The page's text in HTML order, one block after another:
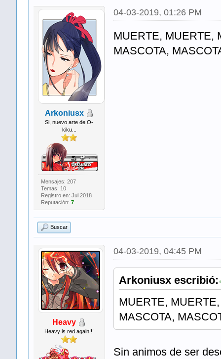
Arkoniusx
Si, nuevo arte de O-
kiku...
Mensajes: 207
Temas: 10
Registro en: Jul 2018
Reputación: 7
04-03-2019, 01:26 PM
MUERTE, MUERTE,
MASCOTA,
Buscar
Heavy
Heavy is red again!!!
04-03-2019, 04:45 PM
Arkoniusx escribió:
MUERTE,
MASCOTA,
Sin animos de ser